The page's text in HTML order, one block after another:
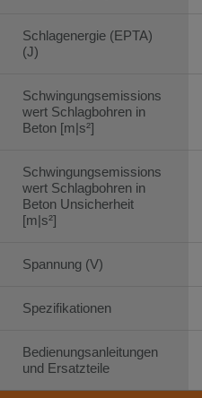
Schlagenergie (EPTA)
(J)
Schwingungsemissions
wert Schlagbohren in
Beton [m|s²]
Schwingungsemissions
wert Schlagbohren in
Beton Unsicherheit
[m|s²]
Spannung (V)
Spezifikationen
Bedienungsanleitungen
und Ersatzteile